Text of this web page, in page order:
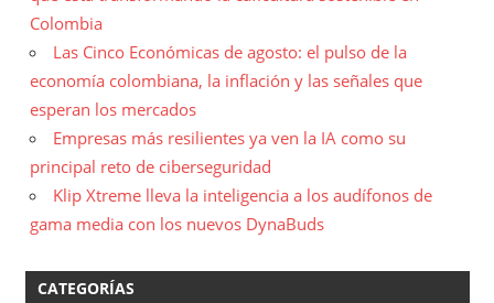
Colombia
Las Cinco Económicas de agosto: el pulso de la
economía colombiana, la inflación y las señales que
esperan los mercados
Empresas más resilientes ya ven la IA como su
principal reto de ciberseguridad
Klip Xtreme lleva la inteligencia a los audífonos de
gama media con los nuevos DynaBuds
CATEGORÍAS